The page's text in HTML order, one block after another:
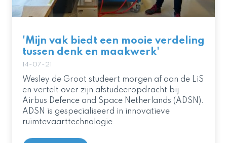
'Mijn vak biedt een mooie verdeling
tussen denk en maakwerk'
14-07-21
Wesley de Groot studeert morgen af aan de LiS
en vertelt over zijn afstudeeropdracht bij
Airbus Defence and Space Netherlands (ADSN).
ADSN is gespecialiseerd in innovatieve
ruimtevaarttechnologie.